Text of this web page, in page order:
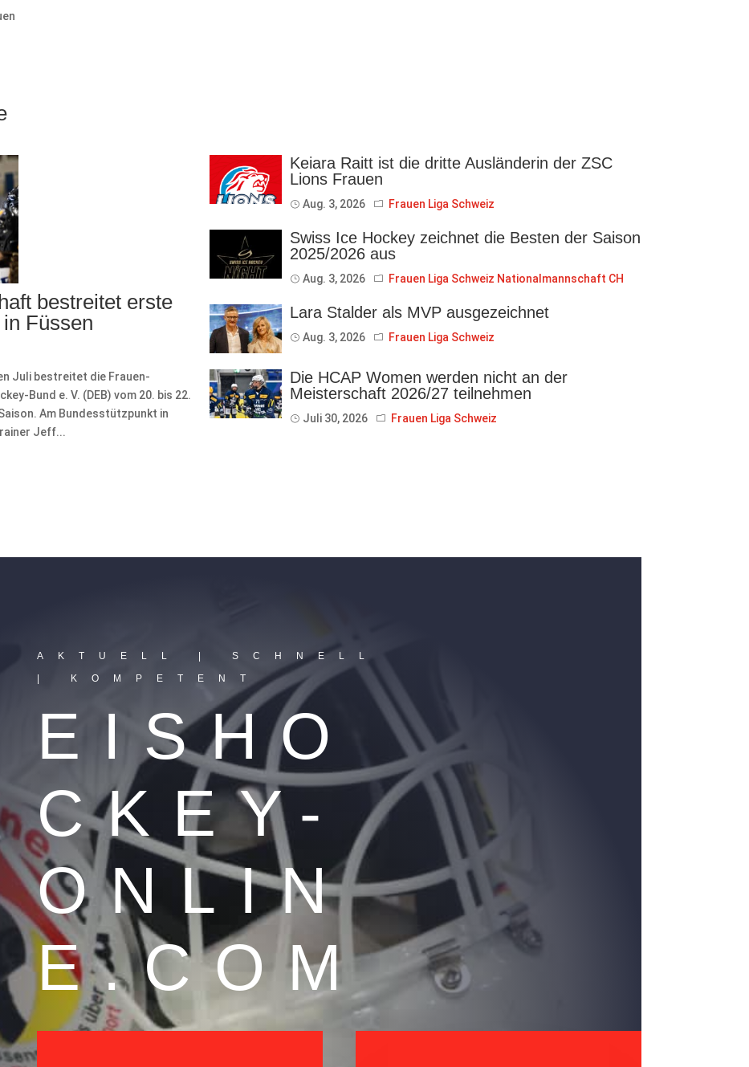
bestreitet erste
Füssen
Juli bestreitet die Frauen-
Bund e. V. (DEB) vom 20. bis 22.
Am Bundesstützpunkt in
Jeff...
Keiara Raitt ist die dritte Ausländerin der ZSC
Lions Frauen
Aug. 3, 2026 Frauen Liga Schweiz
Swiss Ice Hockey zeichnet die Besten der Saison
2025/2026 aus
Aug. 3, 2026 Frauen Liga Schweiz Nationalmannschaft CH
Lara Stalder als MVP ausgezeichnet
Aug. 3, 2026 Frauen Liga Schweiz
Die HCAP Women werden nicht an der
Meisterschaft 2026/27 teilnehmen
Juli 30, 2026 Frauen Liga Schweiz
AKTUELL | SCHNELL
| KOMPETENT
EISHO
CKEY-
ONLIN
E.COM